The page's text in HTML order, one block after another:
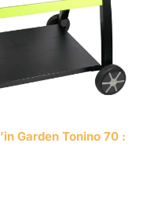
Garden Tonino 70 :